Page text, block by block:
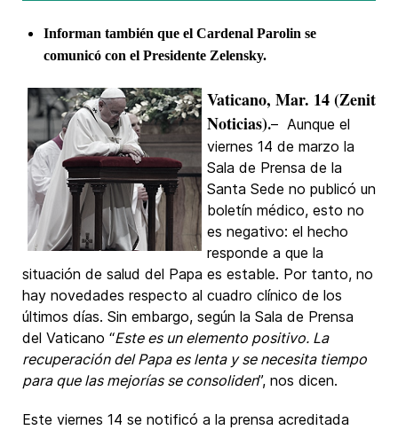
Informan también que el Cardenal Parolin se
comunicó con el Presidente Zelensky.
Vaticano, Mar. 14 (Zenit
Noticias).– Aunque el
viernes 14 de marzo la
Sala de Prensa de la
Santa Sede no publicó un
boletín médico, esto no
es negativo: el hecho
responde a que la
situación de salud del Papa es estable. Por tanto, no
hay novedades respecto al cuadro clínico de los
últimos días. Sin embargo, según la Sala de Prensa
del Vaticano “Este es un elemento positivo. La
recuperación del Papa es lenta y se necesita tiempo
para que las mejorías se consoliden”, nos dicen.
Este viernes 14 se notificó a la prensa acreditada